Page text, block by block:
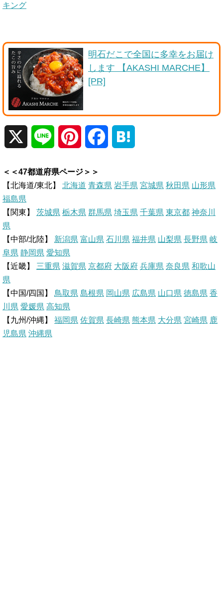
キング
明石だこで全国に多幸をお届け
します 【AKASHI MARCHE】
[PR]
n n
s
t
c
k
t
＜＜47都道府県ページ＞＞
【北海道/東北】 北海道 青森県 岩手県 宮城県 秋田県 山形県
福島県
【関東】 茨城県 栃木県 群馬県 埼玉県 千葉県 東京都 神奈川
県
【中部/北陸】 新潟県 富山県 石川県 福井県 山梨県 長野県 岐
阜県 静岡県 愛知県
【近畿】 三重県 滋賀県 京都府 大阪府 兵庫県 奈良県 和歌山
県
【中国/四国】 鳥取県 島根県 岡山県 広島県 山口県 徳島県 香
川県 愛媛県 高知県
【九州/沖縄】 福岡県 佐賀県 長崎県 熊本県 大分県 宮崎県 鹿
児島県 沖縄県